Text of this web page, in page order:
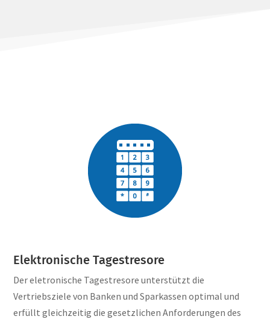
Elektronische Tagestresore
Der eletronische Tagestresore unterstützt die
Vertriebsziele von Banken und Sparkassen optimal und
erfüllt gleichzeitig die gesetzlichen Anforderungen des